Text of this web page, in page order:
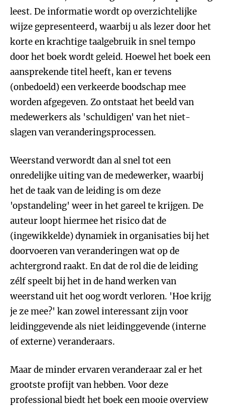
leest. De informatie wordt op overzichtelijke
wijze gepresenteerd, waarbij u als lezer door het
korte en krachtige taalgebruik in snel tempo
door het boek wordt geleid. Hoewel het boek een
aansprekende titel heeft, kan er tevens
(onbedoeld) een verkeerde boodschap mee
worden afgegeven. Zo ontstaat het beeld van
medewerkers als 'schuldigen' van het niet-
slagen van veranderingsprocessen.
Weerstand verwordt dan al snel tot een
onredelijke uiting van de medewerker, waarbij
het de taak van de leiding is om deze
'opstandeling' weer in het gareel te krijgen. De
auteur loopt hiermee het risico dat de
(ingewikkelde) dynamiek in organisaties bij het
doorvoeren van veranderingen wat op de
achtergrond raakt. En dat de rol die de leiding
zélf speelt bij het in de hand werken van
weerstand uit het oog wordt verloren. 'Hoe krijg
je ze mee?' kan zowel interessant zijn voor
leidinggevende als niet leidinggevende (interne
of externe) veranderaars.
Maar de minder ervaren veranderaar zal er het
grootste profijt van hebben. Voor deze
professional biedt het boek een mooie overview